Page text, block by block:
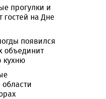
прогулки и
гостей на Дне
появился
объединит
кухню